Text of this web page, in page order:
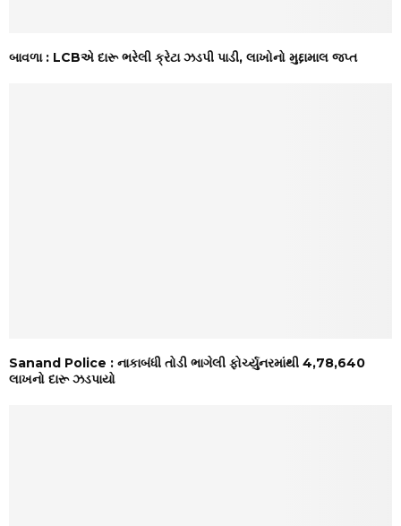
બાવળા : LCBએ દારૂ ભરેલી ક્રેટા ઝડપી પાડી, લાખોનો મુદ્દામાલ જપ્ત
Sanand Police : નાકાબંધી તોડી ભાગેલી ફોર્ચ્યુનરમાંથી ₹4,78,640
લાખનો દારૂ ઝડપાયો